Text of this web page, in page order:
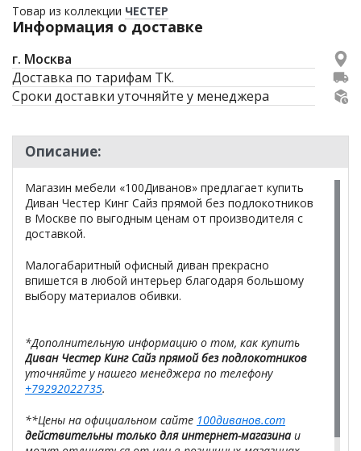
Товар из коллекции ЧЕСТЕР
Информация о доставке
г. Москва
Доставка по тарифам ТК.
Сроки доставки уточняйте у менеджера
Описание:
Магазин мебели «100Диванов» предлагает купить
Диван Честер Кинг Сайз прямой без подлокотников
в Москве по выгодным ценам от производителя с
доставкой.
Малогабаритный офисный диван прекрасно
впишется в любой интерьер благодаря большому
выбору материалов обивки.
*Дополнительную информацию о том, как купить
Диван Честер Кинг Сайз прямой без подлокотников
уточняйте у нашего менеджера по телефону
+79292022735.
**Цены на официальном сайте 100диванов.com
действительны только для интернет-магазинаи